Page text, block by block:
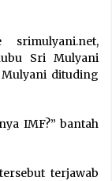
Sri Mulyani
dituding
IMF?” bantah
terjawab